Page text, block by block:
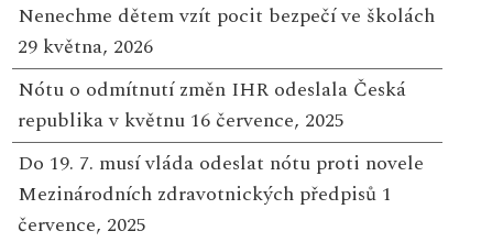
Nenechme dětem vzít pocit bezpečí ve školách
29 května, 2026
Nótu o odmítnutí změn IHR odeslala Česká
republika v květnu 16 července, 2025
Do 19. 7. musí vláda odeslat nótu proti novele
Mezinárodních zdravotnických předpisů 1
července, 2025